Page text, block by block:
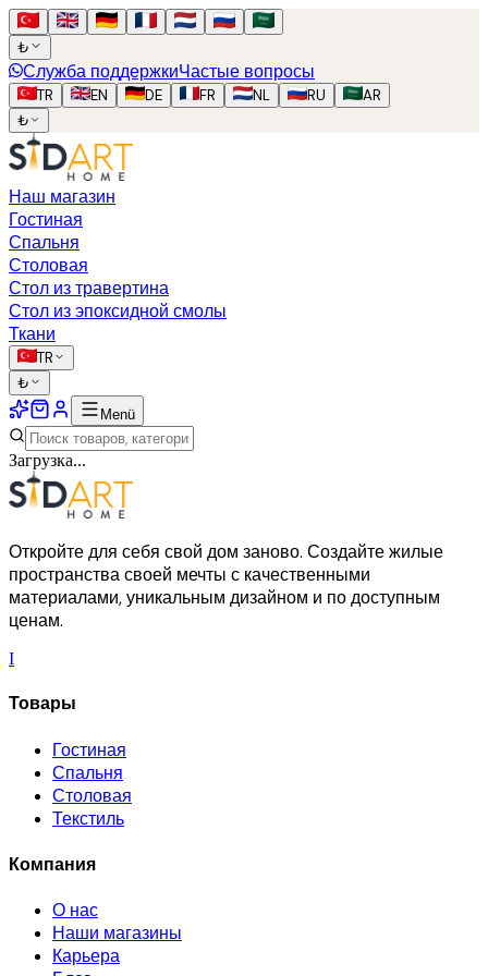
₺
Служба поддержкиЧастые вопросы
TR EN DE FR NL RU
AR
₺
Наш магазин
Гостиная
Спальня
Столовая
Стол из травертина
Стол из эпоксидной смолы
Ткани
TR
₺
Menü
Загрузка...
Откройте для себя свой дом заново. Создайте жилые
пространства своей мечты с качественными
материалами, уникальным дизайном и по доступным
ценам.
I
Товары
Гостиная
Спальня
Столовая
Текстиль
Компания
О нас
Наши магазины
Карьера